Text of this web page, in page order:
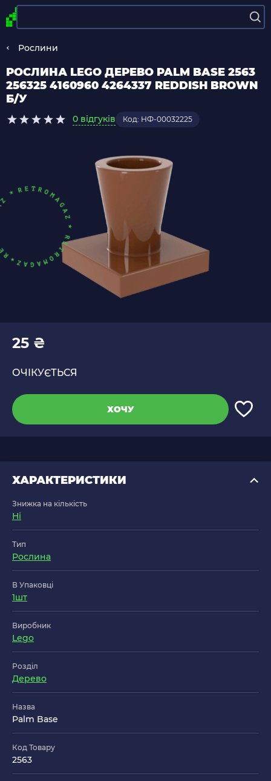
Рослини
РОСЛИНА LEGO ДЕРЕВО PALM BASE 2563
256325 4160960 4264337 REDDISH BROWN
Б/У
0 відгуків Код: НФ-00032225
25 ₴
ОЧІКУЄТЬСЯ
ХОЧУ
ХАРАКТЕРИСТИКИ
Знижка на кількість
Ні
Тип
Рослина
В Упаковці
1шт
Виробник
Lego
Розділ
Дерево
Назва
Palm Base
Код Товару
2563